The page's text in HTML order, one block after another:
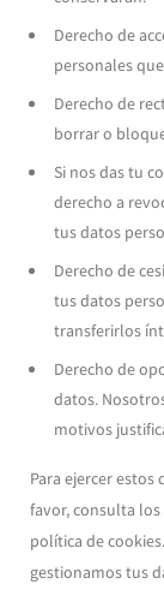
Derecho de
personales
Derecho de
borrar o
Si nos das tu
derecho a
tus datos
Derecho de
tus datos
transferirlos
Derecho de
datos.
motivos
Para ejercer
favor, consulta
política de
gestionamos tus